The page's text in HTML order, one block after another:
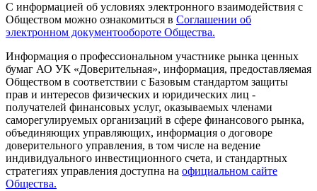
С информацией об условиях электронного взаимодействия с
Обществом можно ознакомиться в Соглашении об
электронном документообороте Общества.
Информация о профессиональном участнике рынка ценных
бумаг АО УК «Доверительная», информация, предоставляемая
Обществом в соответствии с Базовым стандартом защиты
прав и интересов физических и юридических лиц -
получателей финансовых услуг, оказываемых членами
саморегулируемых организаций в сфере финансового рынка,
объединяющих управляющих, информация о договоре
доверительного управления, в том числе на ведение
индивидуального инвестиционного счета, и стандартных
стратегиях управления доступна на официальном сайте
Общества.